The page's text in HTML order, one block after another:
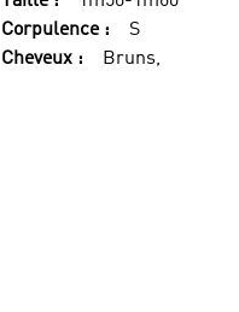
Corpulence :
S
Cheveux :
Bruns,